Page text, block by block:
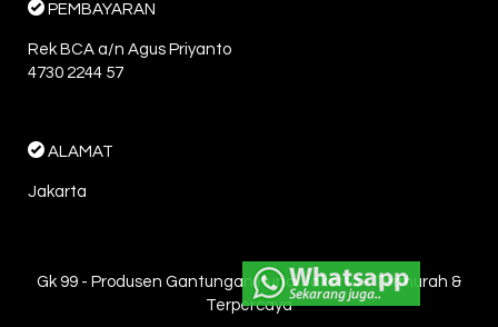
PEMBAYARAN
Rek BCA a/n Agus Priyanto
4730 2244 57
ALAMAT
Jakarta
Gk 99 - Produsen Gantungan Kunci Jakarta - Termurah &
Terpercaya